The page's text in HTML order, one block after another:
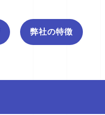
弊社の特徴